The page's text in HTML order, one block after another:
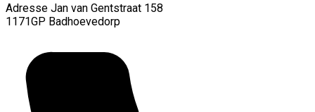
Adresse Jan van Gentstraat 158
1171GP Badhoevedorp